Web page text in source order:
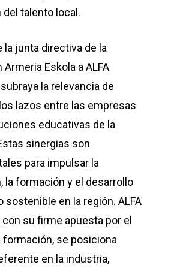
talento local.
la junta directiva de la
Eskola a ALFA
la relevancia de
lazos entre las empresas
educativas de la
sinergias son
para impulsar la
la formación y el desarrollo
sostenible en la región. ALFA
con su firme apuesta por el
formación, se posiciona
en la industria,